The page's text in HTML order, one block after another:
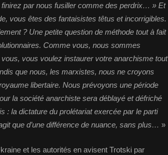
par nous fusiller comme des perdrix… » Et
vous êtes des fantaisistes têtus et incorrigibles.
? Une petite question de méthode tout à fait
Comme vous, nous sommes
vous voulez instaurer votre anarchisme tout
que nous, les marxistes, nous ne croyons
libertaire. Nous prévoyons une période
la société anarchiste sera déblayé et défriché
: la dictature du prolétariat exercée par le parti
que d’une différence de nuance, sans plus… »
et les autorités en avisent Trotski par